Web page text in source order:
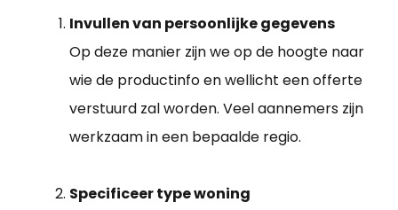
Invullen van persoonlijke gegevens
Op deze manier zijn we op de hoogte naar
wie de productinfo en wellicht een offerte
verstuurd zal worden. Veel aannemers zijn
werkzaam in een bepaalde regio.
Specificeer type woning